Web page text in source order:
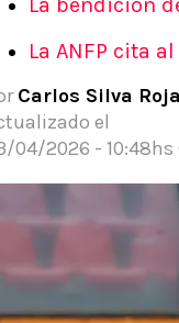
La ANFP cita
Carlos Silva
el
04/2026 - 10:48hs